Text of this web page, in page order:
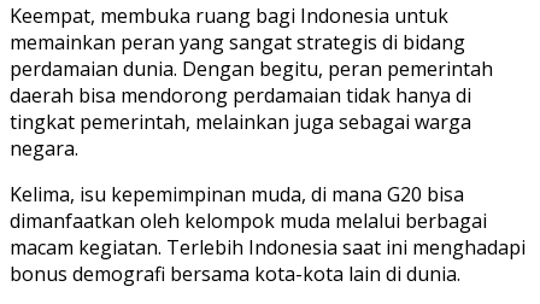
Keempat, membuka ruang bagi Indonesia untuk
memainkan peran yang sangat strategis di bidang
perdamaian dunia. Dengan begitu, peran pemerintah
daerah bisa mendorong perdamaian tidak hanya di
tingkat pemerintah, melainkan juga sebagai warga
negara.
Kelima, isu kepemimpinan muda, di mana G20 bisa
dimanfaatkan oleh kelompok muda melalui berbagai
macam kegiatan. Terlebih Indonesia saat ini menghadapi
bonus demografi bersama kota-kota lain di dunia.